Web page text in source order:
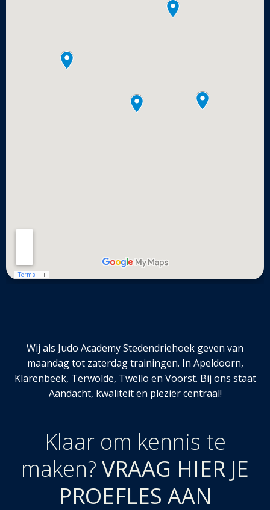
Wij als Judo Academy Stedendriehoek geven van
maandag tot zaterdag trainingen. In Apeldoorn,
Klarenbeek, Terwolde, Twello en Voorst. Bij ons staat
Aandacht, kwaliteit en plezier centraal!
Klaar om kennis te
maken? VRAAG HIER JE
PROEFLES AAN